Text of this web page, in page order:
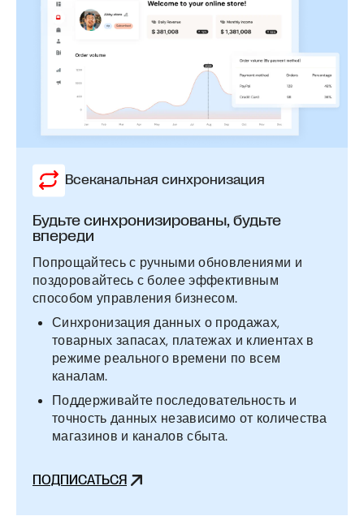
Всеканальная синхронизация
Будьте синхронизированы, будьте
впереди
Попрощайтесь с ручными обновлениями и
поздоровайтесь с более эффективным
способом управления бизнесом.
Синхронизация данных о продажах,
товарных запасах, платежах и клиентах в
режиме реального времени по всем
каналам.
Поддерживайте последовательность и
точность данных независимо от количества
магазинов и каналов сбыта.
ПОДПИСАТЬСЯ